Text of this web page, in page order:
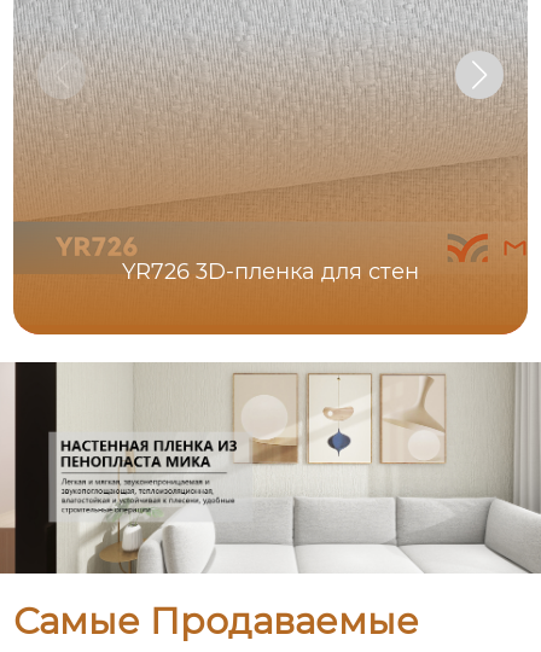
YR726 3D-пленка для стен
Самые Продаваемые